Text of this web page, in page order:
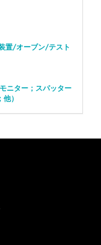
置/オーブン/テスト
ニター；スパッター
）